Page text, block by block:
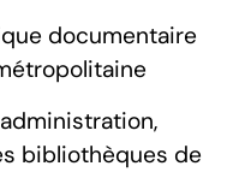
documentaire
bibliothèques de